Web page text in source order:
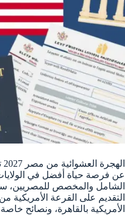
عن فرصة حياة أفضل في الولايات
الشامل والمخصص للمصريين،
التقديم على القرعة الأمريكية
الأمريكية بالقاهرة، ونصائح